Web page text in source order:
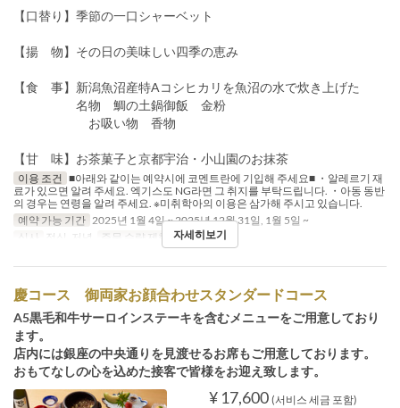
【口替り】季節の一口シャーベット
【揚 物】その日の美味しい四季の恵み
【食 事】新潟魚沼産特Aコシヒカリを魚沼の水で炊き上げた
名物 鯛の土鍋御飯 金粉
お吸い物 香物
【甘 味】お茶菓子と京都宇治・小山園のお抹茶
이용 조건 ■아래와 같이는 예약시에 코멘트란에 기입해 주세요■ ・알레르기 재
료가 있으면 알려 주세요. 엑기스도 NG라면 그 취지를 부탁드립니다. ・아동 동반
의 경우는 연령을 알려 주세요. ※미취학아의 이용은 삼가해 주시고 있습니다.
예약 가능 기간 2025년 1월 4일 ~ 2025년 12월 31일, 1월 5일 ~
식사
점심, 저녁 주문 수량 제한 4 ~ 10
자세히보기
慶コース 御両家お顔合わせスタンダードコース
A5黒毛和牛サーロインステーキを含むメニューをご用意しており
ます。
店内には銀座の中央通りを見渡せるお席もご用意しております。
おもてなしの心を込めた接客で皆様をお迎え致します。
¥ 17,600 (서비스 세금 포함)